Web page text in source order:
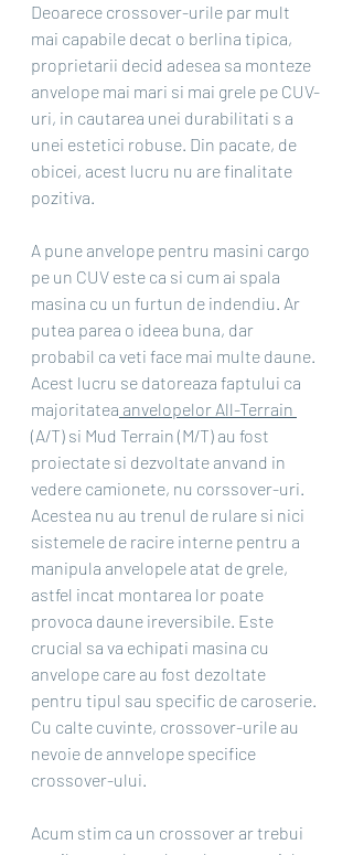
Deoarece crossover-urile par mult
mai capabile decat o berlina tipica,
proprietarii decid adesea sa monteze
anvelope mai mari si mai grele pe CUV-
uri, in cautarea unei durabilitati s a
unei estetici robuse. Din pacate, de
obicei, acest lucru nu are finalitate
pozitiva.
A pune anvelope pentru masini cargo
pe un CUV este ca si cum ai spala
masina cu un furtun de indendiu. Ar
putea parea o ideea buna, dar
probabil ca veti face mai multe daune.
Acest lucru se datoreaza faptului ca
majoritatea anvelopelor All-Terrain
(A/T) si Mud Terrain (M/T) au fost
proiectate si dezvoltate anvand in
vedere camionete, nu corssover-uri.
Acestea nu au trenul de rulare si nici
sistemele de racire interne pentru a
manipula anvelopele atat de grele,
astfel incat montarea lor poate
provoca daune ireversibile. Este
crucial sa va echipati masina cu
anvelope care au fost dezoltate
pentru tipul sau specific de caroserie.
Cu calte cuvinte, crossover-urile au
nevoie de annvelope specifice
crossover-ului.
Acum stim ca un crossover ar trebui